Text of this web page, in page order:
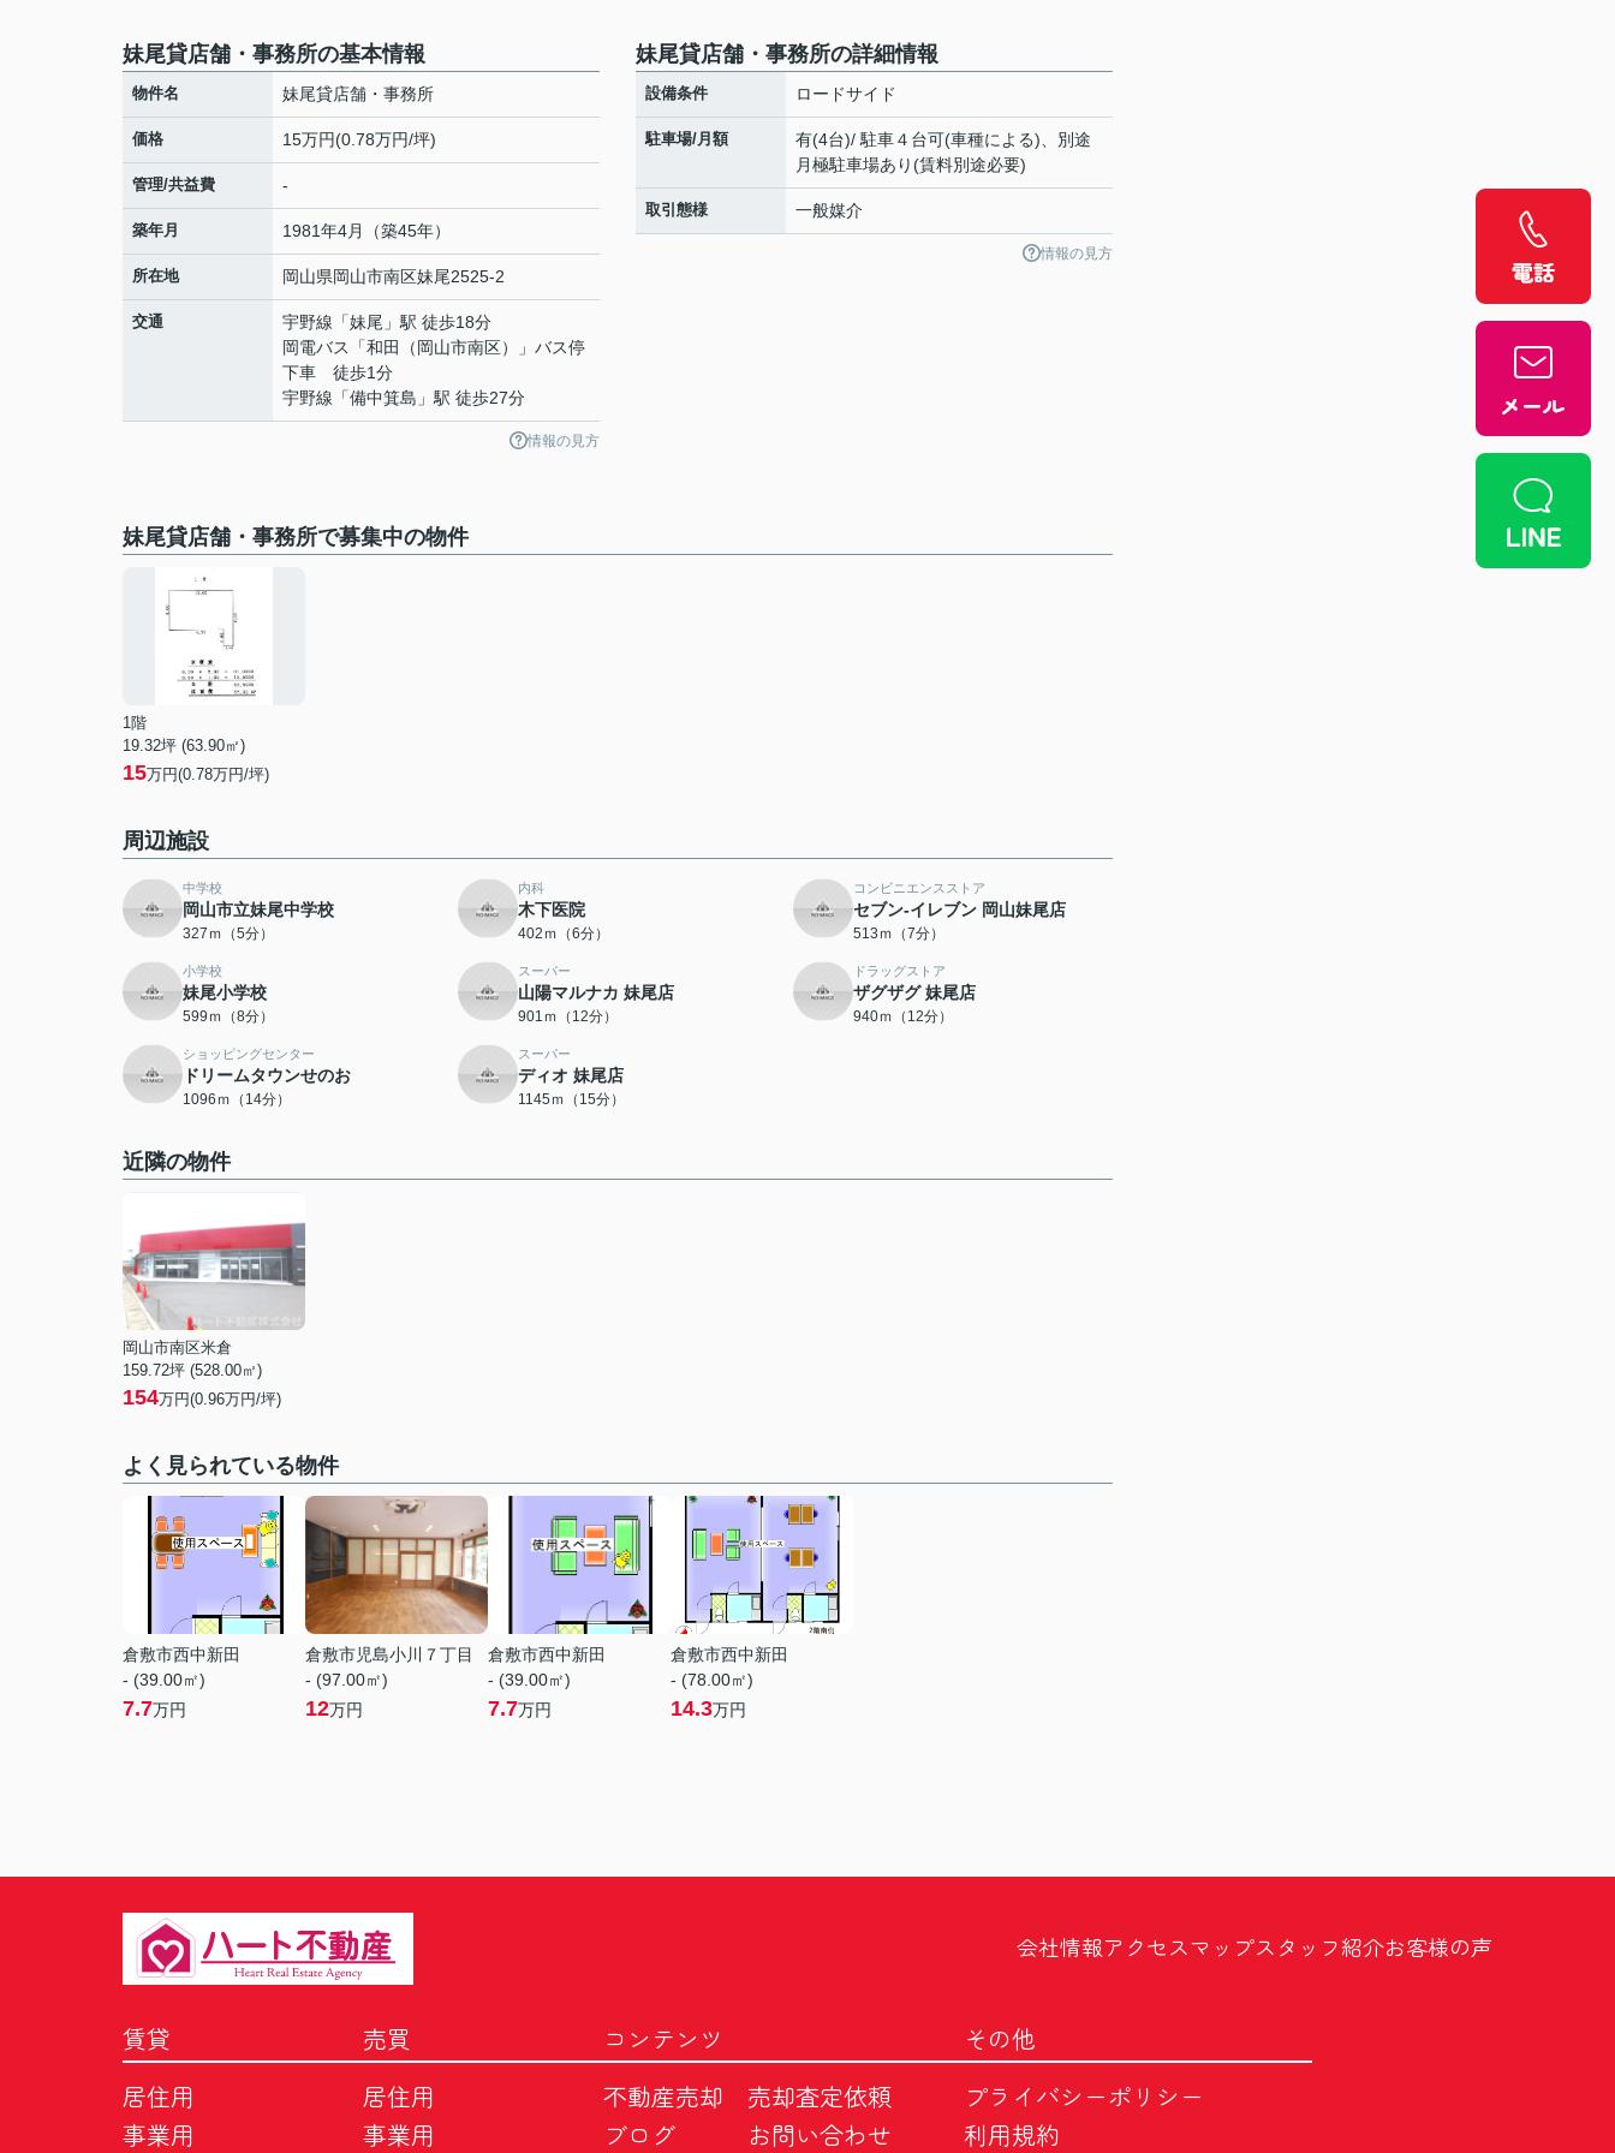
妹尾貸店舗・事務所の基本情報
物件名 妹尾貸店舗・事務所
価格 15万円(0.78万円/坪)
管理/共益費 -
築年月 1981年4月（築45年）
所在地 岡山県岡山市南区妹尾2525-2
交通 宇野線 「妹尾 」駅 徒歩18分
岡電バス「和田（岡山市南区）」バス停
下車 徒歩1分
宇野線 「備中箕島 」駅 徒歩27分
情報の見方
妹尾貸店舗・事務所の詳細情報
設備条件 ロードサイド
駐車場/月額
有(4台)/ 駐車４台可(車種による)、別途
月極駐車場あり(賃料別途必要)
取引態様 一般媒介
情報の見方
妹尾貸店舗・事務所で募集中の物件
1階
19.32坪 (63.90㎡)
15万円(0.78万円/坪)
周辺施設
中学校
岡山市立妹尾中学校
327ｍ（5分）
内科
木下医院
402ｍ（6分）
コンビニエンスストア
セブン‐イレブン 岡山妹尾店
513ｍ（7分）
小学校
妹尾小学校
599ｍ（8分）
スーパー
山陽マルナカ 妹尾店
901ｍ（12分）
ドラッグストア
ザグザグ 妹尾店
940ｍ（12分）
ショッピングセンター
ドリームタウンせのお
1096ｍ（14分）
スーパー
ディオ 妹尾店
1145ｍ（15分）
近隣の物件
岡山市南区米倉
159.72坪 (528.00㎡)
154万円(0.96万円/坪)
よく見られている物件
倉敷市西中新田
- (39.00㎡)
7.7万円
倉敷市児島小川７丁目
- (97.00㎡)
12万円
倉敷市西中新田
- (39.00㎡)
7.7万円
倉敷市西中新田
- (78.00㎡)
14.3万円
会社情報アクセスマップスタッフ紹介お客様の声
賃貸
居住用
事業用
売買
居住用
事業用
コンテンツ
不動産売却
売却査定依頼
ブログ
お問い合わせ
その他
プライバシーポリシー
利用規約